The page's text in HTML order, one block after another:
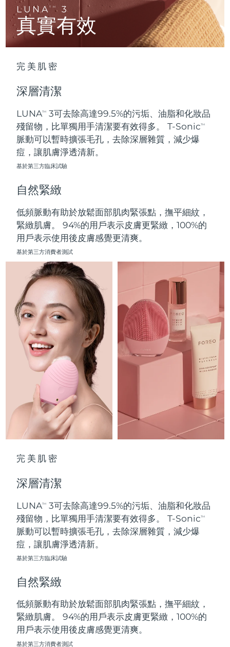
LUNATM 3
真實有效
完美肌密
深層清潔
LUNATM
3可去除高達99.5%的污垢、油脂和化妝品
殘留物，比單獨用手清潔要有效得多。 T-SonicTM
脈動可以暫時擴張毛孔，去除深層雜質，減少爆
痘，讓肌膚淨透清新。
基於第三方臨床試驗
自然緊緻
低頻脈動有助於放鬆面部肌肉緊張點，撫平細紋，
緊緻肌膚。 94%的用戶表示皮膚更緊緻，100%的
用戶表示使用後皮膚感覺更清爽。
基於第三方消費者測試
完美肌密
深層清潔
LUNATM
3可去除高達99.5%的污垢、油脂和化妝品
殘留物，比單獨用手清潔要有效得多。 T-SonicTM
脈動可以暫時擴張毛孔，去除深層雜質，減少爆
痘，讓肌膚淨透清新。
基於第三方臨床試驗
自然緊緻
低頻脈動有助於放鬆面部肌肉緊張點，撫平細紋，
緊緻肌膚。 94%的用戶表示皮膚更緊緻，100%的
用戶表示使用後皮膚感覺更清爽。
基於第三方消費者測試
全部購買
關於我們
日本 預計送達日期8/12/26
澤西島 預計送達日期8/14/26
黎巴嫩 預計送達日期8/10/26
立陶宛
中國澳門特別行政區
馬來西亞 預計送達日期8/12/26
馬爾他
墨西哥 8/13/26
摩納哥 預計送達日期
荷蘭 預計送達日期 8/9/26
紐西蘭 預計送達日期 8/9/26
挪威 8/9/26
8/12/26
菲律賓 預計送達日期 8/12/26
波蘭 預計送達日期8/10/26
葡萄牙
波多黎各
卡達 預計送達日期
留尼旺 預計送達日期 8/14/26
羅馬尼亞
俄羅斯
沙烏地阿拉伯 預計送達日期8/10/26
新加坡